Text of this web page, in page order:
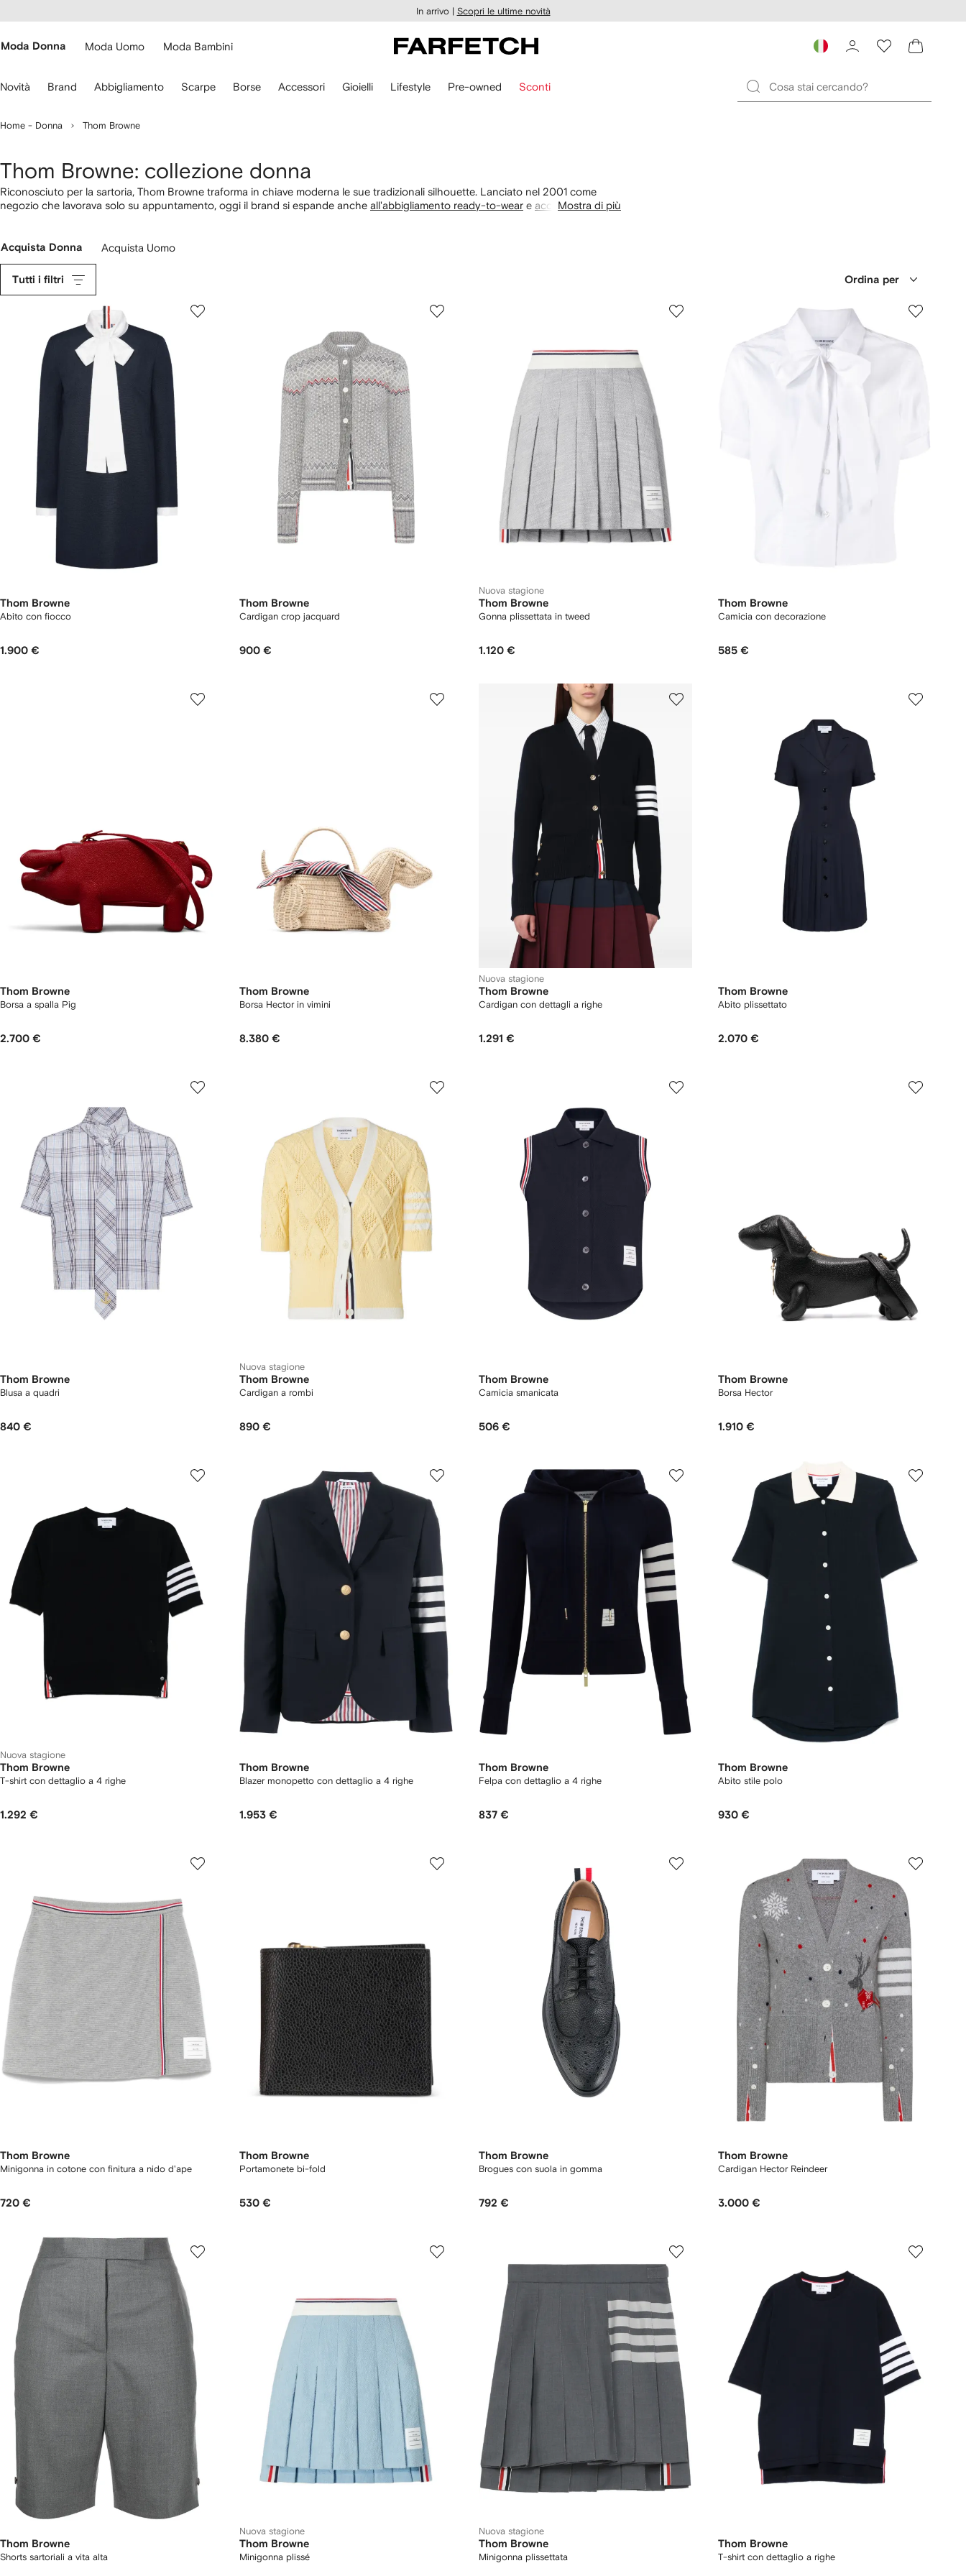
In arrivo | Scopri le ultime novità
Moda Donna Moda Uomo Moda Bambini
Novità Brand Abbigliamento Scarpe Borse Accessori Gioielli Lifestyle Pre-owned Sconti
Home - Donna Thom Browne
Thom Browne: collezione donna
Riconosciuto per la sartoria, Thom Browne traforma in chiave moderna le sue tradizionali silhouette. Lanciato nel 2001 come
negozio che lavorava solo su appuntamento, oggi il brand si espande anche all'abbigliamento ready-to-wear e accessori.
Mostra di più
Acquista Donna Acquista Uomo
Tutti i filtri Ordina per
Thom Browne
Abito con fiocco
1.900 €
Thom Browne
Cardigan crop jacquard
900 €
Nuova stagione
Thom Browne
Gonna plissettata in tweed
1.120 €
Thom Browne
Camicia con decorazione
585 €
Thom Browne
Borsa a spalla Pig
2.700 €
Thom Browne
Borsa Hector in vimini
8.380 €
Nuova stagione
Thom Browne
Cardigan con dettagli a righe
1.291 €
Thom Browne
Abito plissettato
2.070 €
Thom Browne
Blusa a quadri
840 €
Nuova stagione
Thom Browne
Cardigan a rombi
890 €
Thom Browne
Camicia smanicata
506 €
Thom Browne
Borsa Hector
1.910 €
Nuova stagione
Thom Browne
T-shirt con dettaglio a 4 righe
1.292 €
Thom Browne
Blazer monopetto con dettaglio a 4 righe
1.953 €
Thom Browne
Felpa con dettaglio a 4 righe
837 €
Thom Browne
Abito stile polo
930 €
Thom Browne
Minigonna in cotone con finitura a nido d'ape
720 €
Thom Browne
Portamonete bi-fold
530 €
Thom Browne
Brogues con suola in gomma
792 €
Thom Browne
Cardigan Hector Reindeer
3.000 €
Thom Browne
Shorts sartoriali a vita alta
Nuova stagione
Thom Browne
Minigonna plissé
Nuova stagione
Thom Browne
Minigonna plissettata
Thom Browne
T-shirt con dettaglio a righe